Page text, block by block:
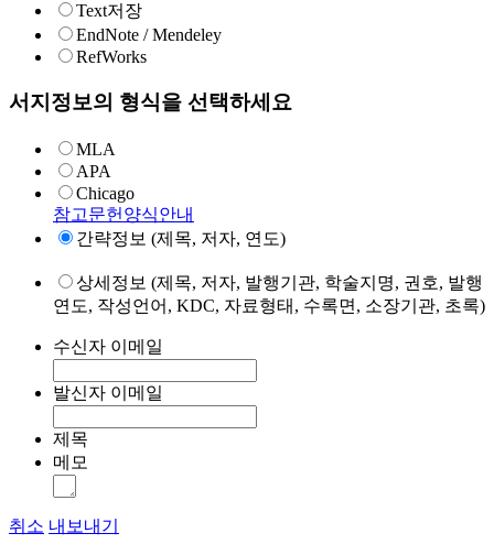
Text저장
EndNote / Mendeley
RefWorks
서지정보의 형식을 선택하세요
MLA
APA
Chicago
참고문헌양식안내
간략정보 (제목, 저자, 연도)
상세정보 (제목, 저자, 발행기관, 학술지명, 권호, 발행
연도, 작성언어, KDC, 자료형태, 수록면, 소장기관, 초록)
수신자 이메일
발신자 이메일
제목
메모
취소 내보내기